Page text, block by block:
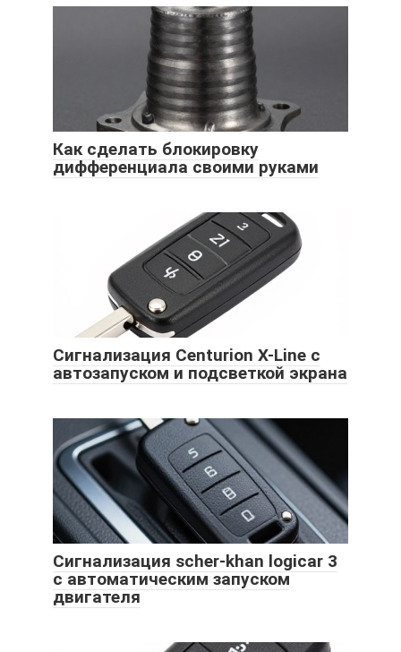
Как сделать блокировку
дифференциала своими руками
Сигнализация Centurion X-Line с
автозапуском и подсветкой экрана
Сигнализация scher-khan logicar 3
с автоматическим запуском
двигателя